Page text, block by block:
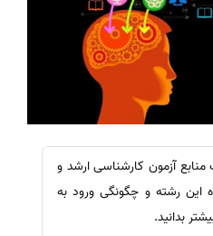
منابع آزمون کارشناسی ارشد و
این رشته و چگونگی ورود به
بدانید.